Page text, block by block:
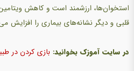
قلبی و دیگر نشانه‌های بیماری را افزایش
در سایت آموزک بخوانید: بازی کردن در